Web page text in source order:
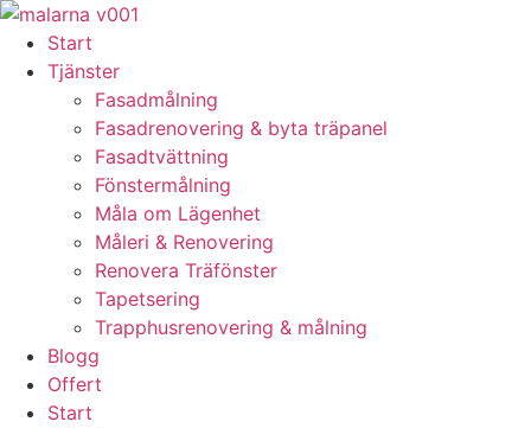
Skip
content
Start
Tjänster
Fasadmålning
Fasadrenovering & byta träpanel
Fasadtvättning
Fönstermålning
Måla om Lägenhet
Måleri & Renovering
Renovera Träfönster
Tapetsering
Trapphusrenovering & målning
Blogg
Offert
Start